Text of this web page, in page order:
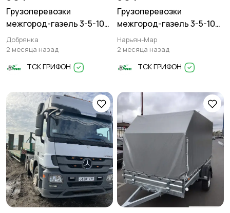
Грузоперевозки
межгород-газель 3-5-10
тонн
Добрянка
2 месяца назад
ТСК ГРИФОН
Грузоперевозки
межгород-газель 3-5-10
тонн
Нарьян-Мар
2 месяца назад
ТСК ГРИФОН